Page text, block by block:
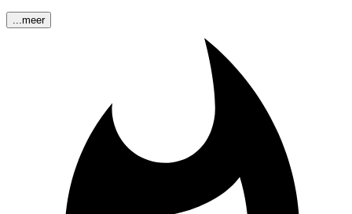
...meer